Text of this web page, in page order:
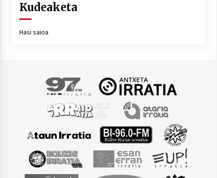
Arrosaren laburpen bideoa Hamaika
2021/06/30
Kudeaketa
Hasi saioa